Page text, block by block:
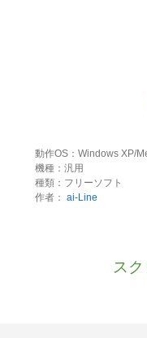
動作OS：Windows XP/
機種：汎用
種類：フリーソフト
作者： ai-Line
ス